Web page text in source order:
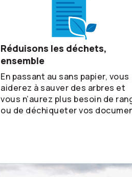
Réduisons les déchets,
ensemble
En passant au sans papier, vous
aiderez à sauver des arbres et
vous n’aurez plus besoin de
ou de déchiqueter vos